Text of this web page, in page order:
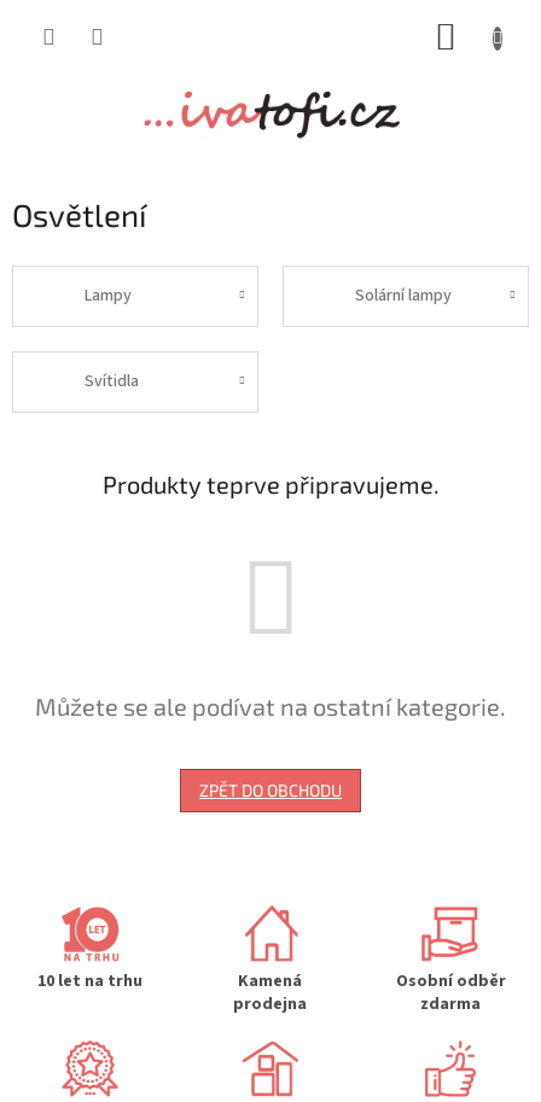
Osvětlení
Lampy Solární lampy
Svítidla
Produkty teprve připravujeme.
Můžete se ale podívat na ostatní kategorie.
ZPĚT DO OBCHODU
10 let na trhu
Kamená
prodejna
Osobní odběr
zdarma